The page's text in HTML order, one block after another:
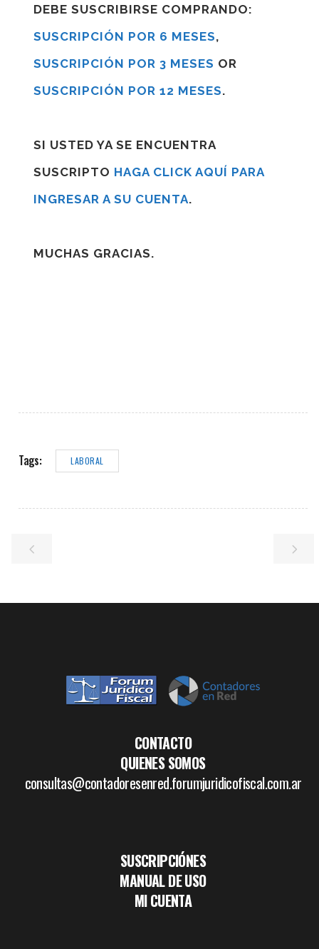
DEBE SUSCRIBIRSE COMPRANDO:
SUSCRIPCIÓN POR 6 MESES,
SUSCRIPCIÓN POR 3 MESES OR
SUSCRIPCIÓN POR 12 MESES.
SI USTED YA SE ENCUENTRA
SUSCRIPTO HAGA CLICK AQUÍ PARA
INGRESAR A SU CUENTA.
MUCHAS GRACIAS.
Tags: LABORAL
CONTACTO
QUIENES SOMOS
consultas@contadoresenred.forumjuridicofiscal.com.ar
SUSCRIPCIÓNES
MANUAL DE USO
MI CUENTA